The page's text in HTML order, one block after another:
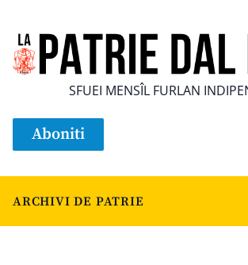
SFUEI MENSÎL FURLAN
Aboniti
ARCHIVI DE PATRIE